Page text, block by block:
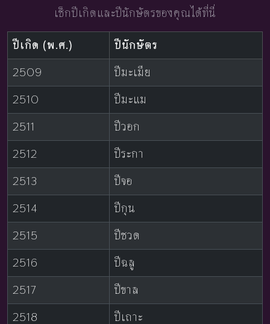
เช็กปีเกิดและปีนักษัตรของคุณได้ที่นี่
ปีเกิด (พ.ศ.)
ปีนักษัตร
2509
ปีมะเมีย
2510
ปีมะแม
2511
ปีวอก
2512
ปีระกา
2513
ปีจอ
2514
ปีกุน
2515
ปีชวด
2516
ปีฉลู
2517
ปีขาล
2518
ปีเถาะ